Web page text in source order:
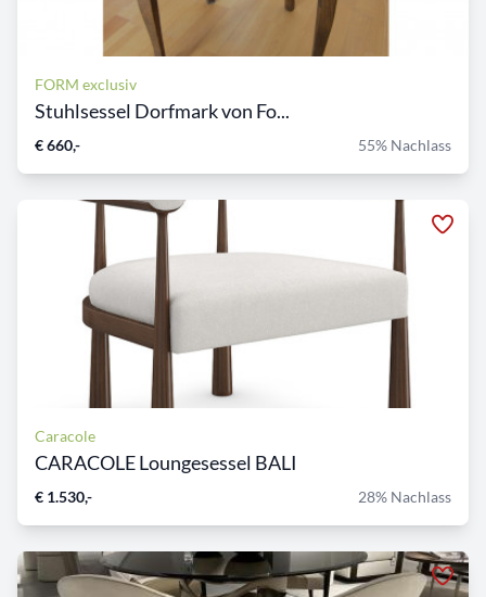
FORM exclusiv
Stuhlsessel Dorfmark von Fo...
€ 660,- 55% Nachlass
Caracole
CARACOLE Loungesessel BALI
€ 1.530,- 28% Nachlass